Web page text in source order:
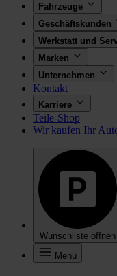
Fahrzeuge
Geschäftskunden
Werkstatt und
Marken
Unternehmen
Kontakt
Karriere
Teile-Shop
Wir kaufen Ihr
Wunschliste öffnen
Menü